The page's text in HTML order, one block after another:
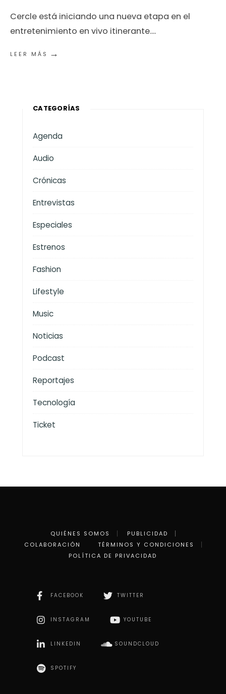
Cercle está iniciando una nueva etapa en el
entretenimiento en vivo itinerante....
LEER MÁS →
CATEGORÍAS
Agenda
Audio
Crónicas
Entrevistas
Especiales
Estrenos
Fashion
Lifestyle
Music
Noticias
Podcast
Reportajes
Tecnología
Ticket
QUIÉNES SOMOS
PUBLICIDAD
COLABORACIÓN
TÉRMINOS Y CONDICIONES
POLÍTICA DE PRIVACIDAD
FACEBOOK TWITTER
INSTAGRAM YOUTUBE
LINKEDIN SOUNDCLOUD
SPOTIFY